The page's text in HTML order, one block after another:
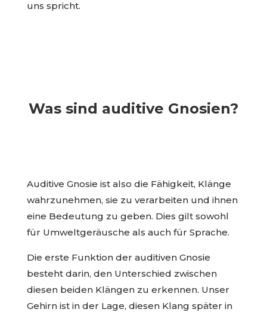
uns spricht.
Was sind auditive Gnosien?
Auditive Gnosie ist also die Fähigkeit, Klänge
wahrzunehmen, sie zu verarbeiten und ihnen
eine Bedeutung zu geben. Dies gilt sowohl
für Umweltgeräusche als auch für Sprache.
Die erste Funktion der auditiven Gnosie
besteht darin, den Unterschied zwischen
diesen beiden Klängen zu erkennen. Unser
Gehirn ist in der Lage, diesen Klang später in